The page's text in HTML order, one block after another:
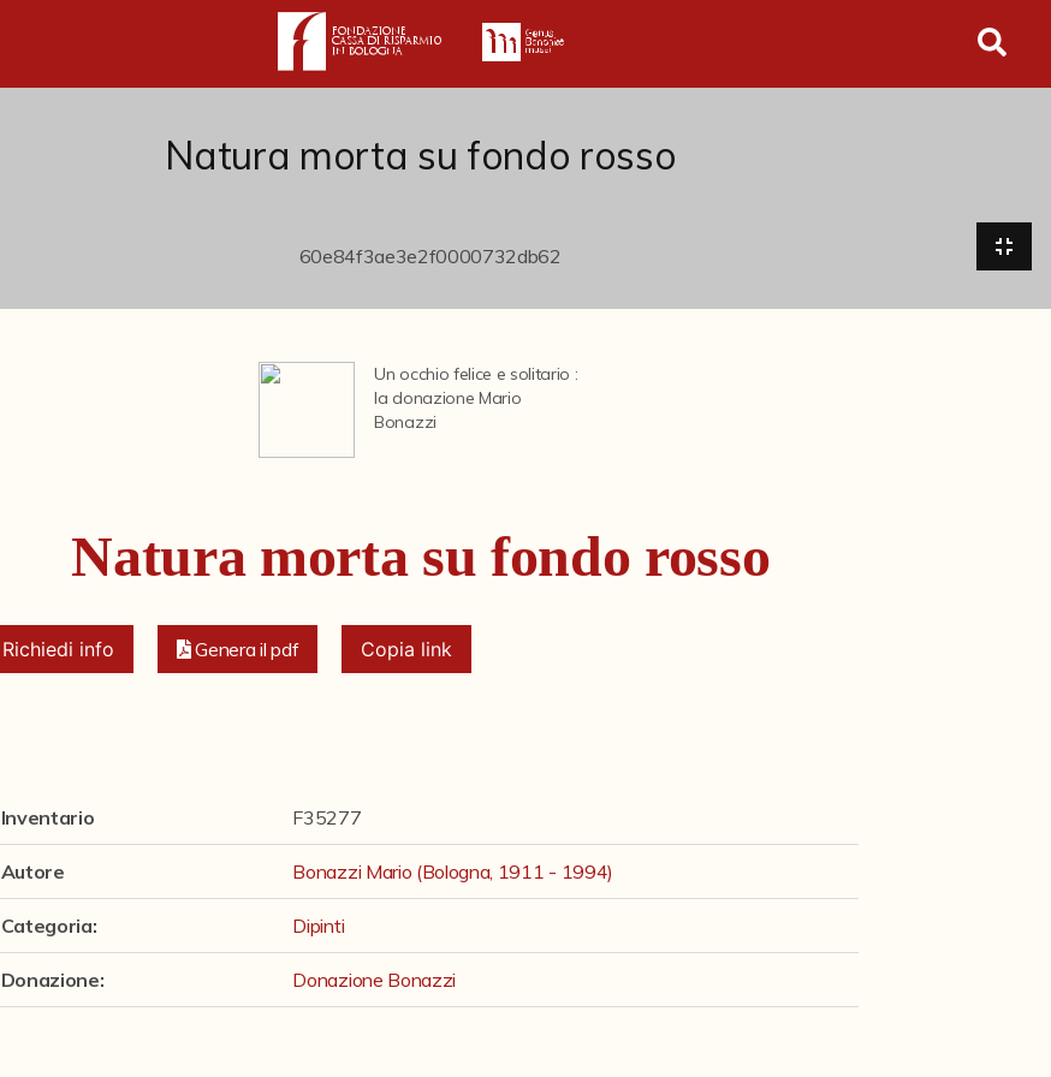
Natura morta su fondo rosso
Un occhio felice e solitario :
la donazione Mario
Bonazzi
Natura morta su fondo rosso
Richiedi info Genera il pdf Copia link
Inventario F35277
Autore Bonazzi Mario (Bologna, 1911 - 1994)
Categoria: Dipinti
Donazione: Donazione Bonazzi